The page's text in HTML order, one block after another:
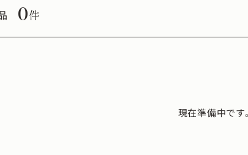
0件
現在準備中です